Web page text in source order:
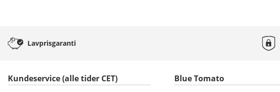
Lavprisgaranti
Kundeservice (alle tider CET) Blue Tomato